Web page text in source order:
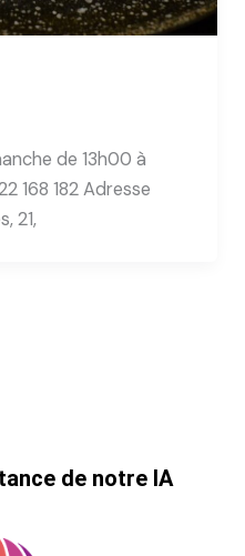
de 13h00 à
168 182 Adresse
21,
de notre IA